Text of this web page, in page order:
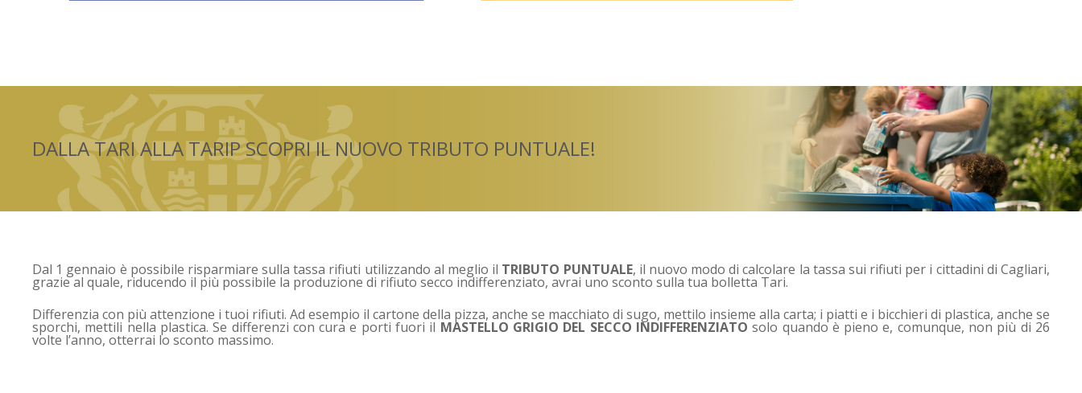
DALLA TARI ALLA TARIP SCOPRI IL NUOVO TRIBUTO PUNTUALE!
Dal 1 gennaio è possibile risparmiare sulla tassa rifiuti utilizzando al meglio il TRIBUTO PUNTUALE, il nuovo modo di calcolare la tassa sui rifiuti per i cittadini di Cagliari,
grazie al quale, riducendo il più possibile la produzione di rifiuto secco indifferenziato, avrai uno sconto sulla tua bolletta Tari.
Differenzia con più attenzione i tuoi rifiuti. Ad esempio il cartone della pizza, anche se macchiato di sugo, mettilo insieme alla carta; i piatti e i bicchieri di plastica, anche se
sporchi, mettili nella plastica. Se differenzi con cura e porti fuori il MASTELLO GRIGIO DEL SECCO INDIFFERENZIATO solo quando è pieno e, comunque, non più di 26
volte l’anno, otterrai lo sconto massimo.